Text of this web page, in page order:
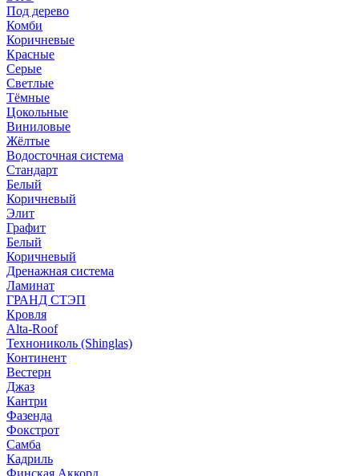
Под дерево
Комби
Коричневые
Красные
Серые
Светлые
Тёмные
Цокольные
Виниловые
Жёлтые
Водосточная система
Стандарт
Белый
Коричневый
Элит
Графит
Белый
Коричневый
Дренажная система
Ламинат
ГРАНД СТЭП
Кровля
Alta-Roof
Технониколь (Shinglas)
Континент
Вестерн
Джаз
Кантри
Фазенда
Фокстрот
Самба
Кадриль
Финская Аккорд